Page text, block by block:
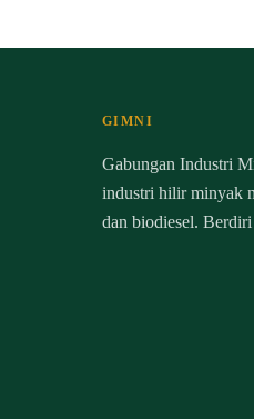
GIMNI
Gabungan Industri
industri hilir minyak
dan biodiesel.